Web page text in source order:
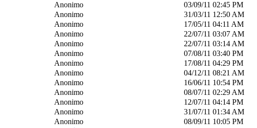
Anonimo 03/09/11 02:45 PM
Anonimo 31/03/11 12:50 AM
Anonimo 17/05/11 04:11 AM
Anonimo 22/07/11 03:07 AM
Anonimo 22/07/11 03:14 AM
Anonimo 07/08/11 03:40 PM
Anonimo 17/08/11 04:29 PM
Anonimo 04/12/11 08:21 AM
Anonimo 16/06/11 10:54 PM
Anonimo 08/07/11 02:29 AM
Anonimo 12/07/11 04:14 PM
Anonimo 31/07/11 01:34 AM
Anonimo 08/09/11 10:05 PM